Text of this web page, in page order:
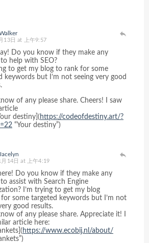
13日 at 上午9:57
Do you know if they make any
help with SEO?
to get my blog to rank for some
keywords but I’m not seeing very good
of any please share. Cheers! I saw
destiny]( https://codeofdestiny.art/?
“Your destiny”)
Jacelyn
月14日 at 上午4:19
Do you know if they make any
assist with Search Engine
I’m trying to get my blog
some targeted keywords but I’m not
good results.
of any please share. Appreciate it! I
article here:
https://www.ecobij.nl/about/